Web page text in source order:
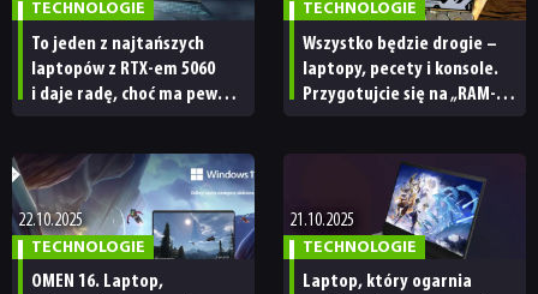
TECHNOLOGIE
To jeden z najtańszych
laptopów z RTX-em 5060
i daje radę, choć ma pewną
TECHNOLOGIE
Wszystko będzie drogie –
laptopy, pecety i konsole.
Przygotujcie się na „RAM-
22.10.2025
TECHNOLOGIE
OMEN 16. Laptop,
21.10.2025
TECHNOLOGIE
Laptop, który ogarnia